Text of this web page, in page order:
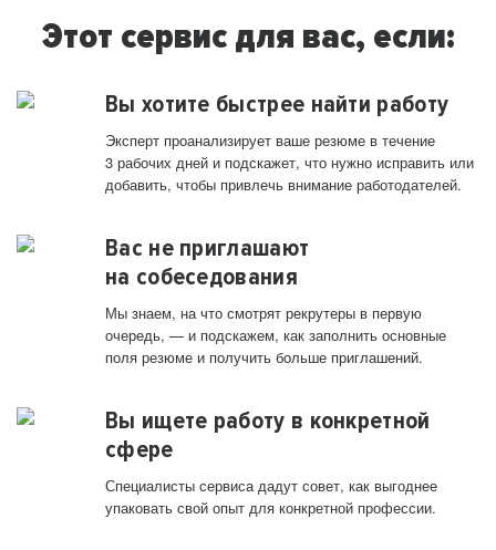
Этот сервис для вас, если:
Вы хотите быстрее найти работу
Эксперт проанализирует ваше резюме в течение
3 рабочих дней и подскажет, что нужно исправить или
добавить, чтобы привлечь внимание работодателей.
Вас не приглашают
на собеседования
Мы знаем, на что смотрят рекрутеры в первую
очередь, — и подскажем, как заполнить основные
поля резюме и получить больше приглашений.
Вы ищете работу в конкретной
сфере
Специалисты сервиса дадут совет, как выгоднее
упаковать свой опыт для конкретной профессии.